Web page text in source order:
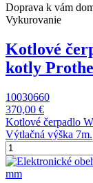
Doprava k vám
Vykurovanie
Kotlové
kotly
10030660
370,00 €
Kotlové čerpadlo
Výtlačná výška 7m.